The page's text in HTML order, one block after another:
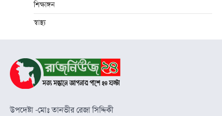
শিক্ষাঙ্গন
স্বাস্থ্য
উপদেষ্টা -মোঃ তানভীর রেজা সিদ্দিকী